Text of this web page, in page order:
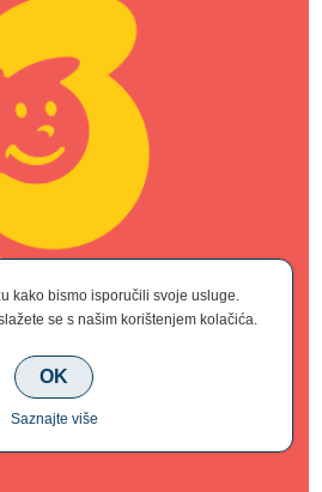
kako bismo isporučili svoje usluge.
se s našim korištenjem kolačića.
OK
Saznajte više